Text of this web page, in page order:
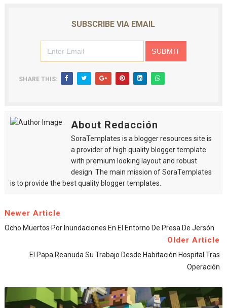
SUBSCRIBE VIA EMAIL
SHARE THIS:
About Redacción
SoraTemplates is a blogger resources site is
a provider of high quality blogger template
with premium looking layout and robust
design. The main mission of SoraTemplates
is to provide the best quality blogger templates.
Newer Article
Ocho Muertos Por Inundaciones En El Entorno De Presa De Jersón
Older Article
El Papa Reanuda Su Trabajo Desde Habitación Hospital Tras
Operación